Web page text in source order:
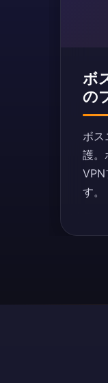
ボ
の
ボス
護。
VPN
す。